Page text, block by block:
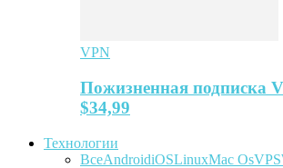
VPN
Пожизненная подписка
$34,99
Технологии
ВсеAndroidiOSLinuxMac OsVPS